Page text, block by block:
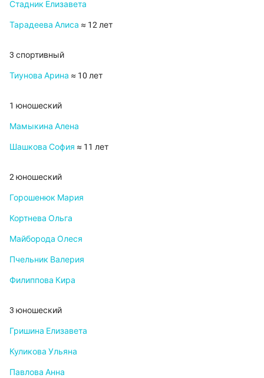
Стадник Елизавета
Тарадеева Алиса ≈ 12 лет
3 спортивный
Тиунова Арина ≈ 10 лет
1 юношеский
Мамыкина Алена
Шашкова София ≈ 11 лет
2 юношеский
Горошенюк Мария
Кортнева Ольга
Майборода Олеся
Пчельник Валерия
Филиппова Кира
3 юношеский
Гришина Елизавета
Куликова Ульяна
Павлова Анна